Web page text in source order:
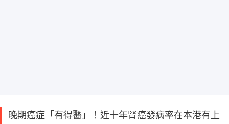
晚期癌症「有得醫」！近十年腎癌發病率在本港有上